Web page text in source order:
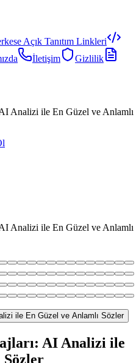
Açık Tanıtım Linkleri
İletişim
Gizlilik
Analizi ile En Güzel ve Anlamlı
Analizi ile En Güzel ve Anlamlı
AI Analizi ile
Sözler